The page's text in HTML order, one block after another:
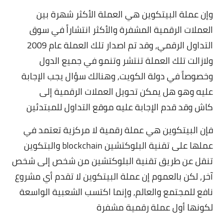
وإن عملة البيتكوين هي العملة الأكثر شهرة بين
العملات الرقمية المشفرة والأكثر انتشاراً في سوق
التداول الرقمي, وقد تم اصدار تلك العملة عام 2009
ولازالت تلك العملة تنتشر وتنمو في جميع الدول
وخصوصاً في دولة الكويت, وهنالك سؤال يجب الإجابة
عليه وهو هل يمكن تحويل العملات الرقمية إلى
كاش وقد قدم الإجابة عليه موقع التداول للمبتدئين
فإنالبيتكوينهي عملة رقمية لا مركزية تعتمد في
عملها على تقنية البلوكتشين blockchain والبتكوين
تنقل عن طريق تقنية البلوكتشين من شخص إلى شخص
آخر, لكن بالعموم إن عملة البيتكوين لا تقدم أي مشروع
نافع للمجتمع والعالم, وإنما اكتسب الشعبية الواسعة
لكونها أول عملة رقمية مشفرة